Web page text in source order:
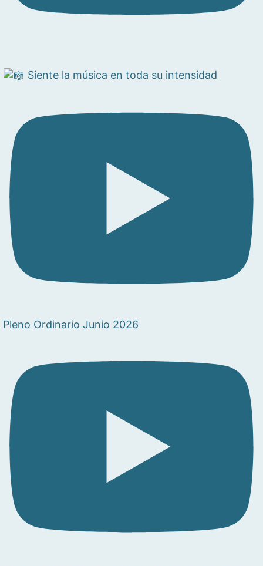
Siente la música en toda su intensidad
Pleno Ordinario Junio 2026